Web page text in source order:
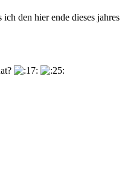
den hier ende dieses jahres